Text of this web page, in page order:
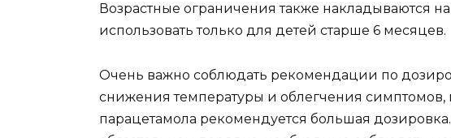
Возрастные ограничения также накладываются
использовать только для детей старше 6 месяцев.
Очень важно соблюдать рекомендации по
снижения температуры и облегчения симптомов,
парацетамола рекомендуется большая